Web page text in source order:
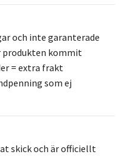
och inte garanterade
produkten kommit
= extra frakt
som ej
skick och är officiellt